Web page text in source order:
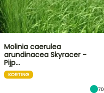
Molinia caerulea
arundinacea Skyracer -
Pijp…
KORTING
70